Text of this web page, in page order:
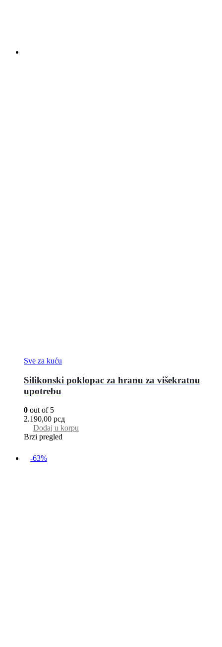
Sve za kuću
Silikonski poklopac za hranu za višekratnu
upotrebu
0 out of 5
2.190,00 рсд
Dodaj u korpu
Brzi pregled
-63%